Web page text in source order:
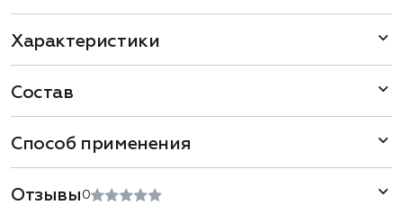
Характеристики
Состав
Способ применения
Отзывы 0